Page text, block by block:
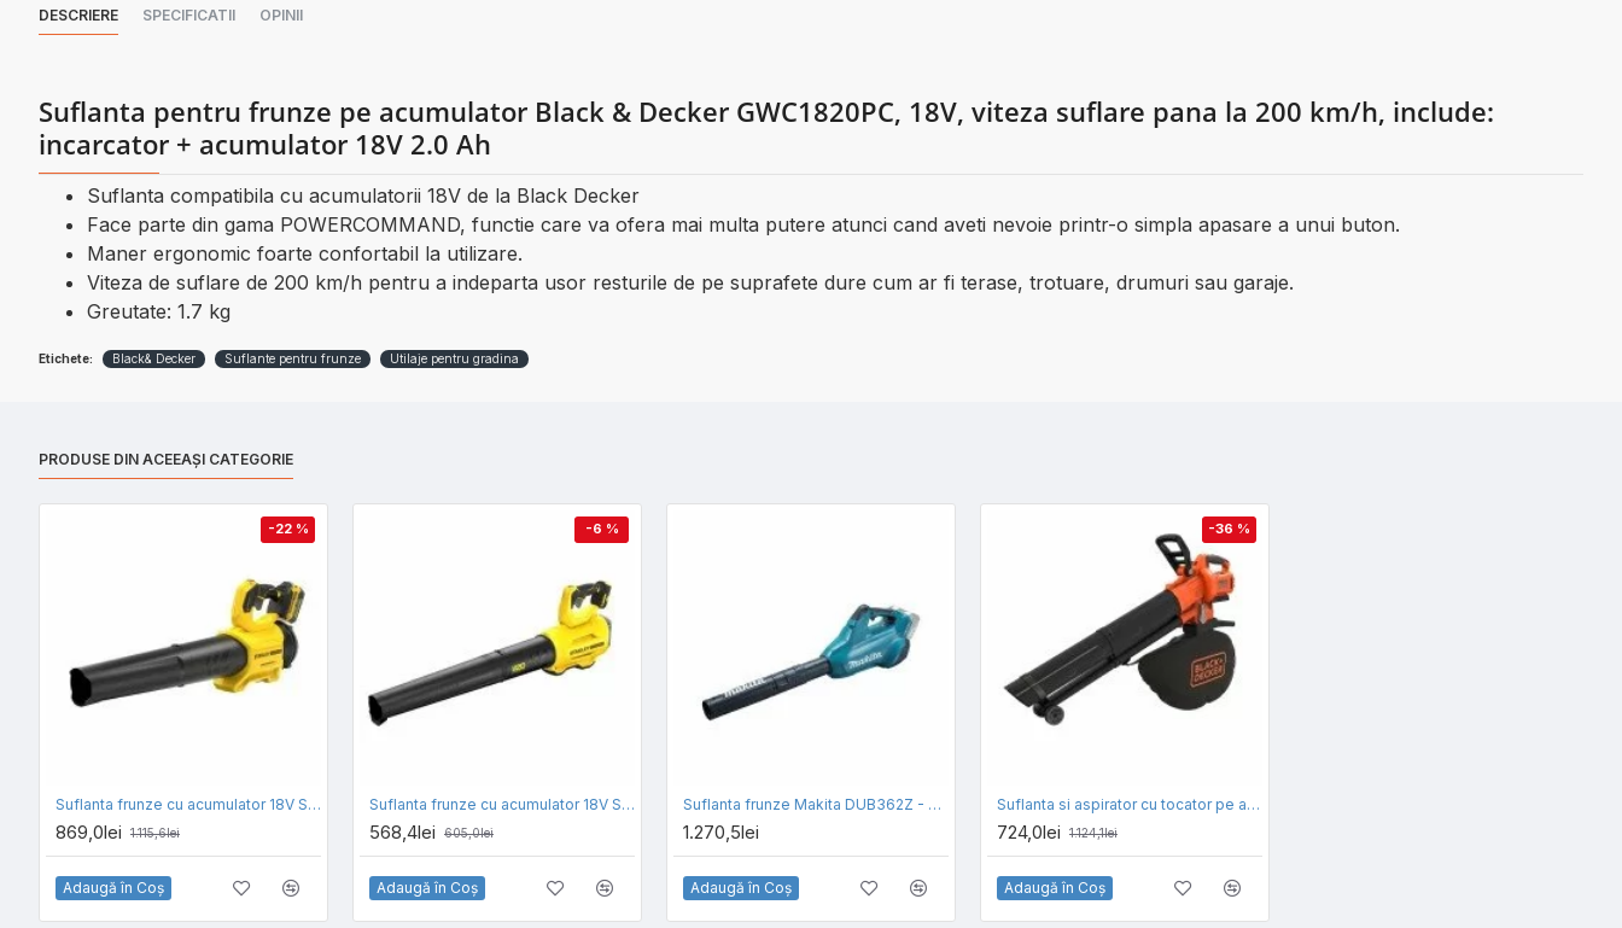
DESCRIERE SPECIFICATII OPINII
Suflanta pentru frunze pe acumulator Black & Decker GWC1820PC, 18V, viteza suflare pana la 200 km/h, include:
incarcator + acumulator 18V 2.0 Ah
Suflanta compatibila cu acumulatorii 18V de la Black Decker
Face parte din gama POWERCOMMAND, functie care va ofera mai multa putere atunci cand aveti nevoie printr-o simpla apasare a unui buton.
Maner ergonomic foarte confortabil la utilizare.
Viteza de suflare de 200 km/h pentru a indeparta usor resturile de pe suprafete dure cum ar fi terase, trotuare, drumuri sau garaje.
Greutate: 1.7 kg
Etichete: Black& Decker Suflante pentru frunze Utilaje pentru gradina
PRODUSE DIN ACEEAȘI CATEGORIE
-22 %
Suflanta frunze cu acumulator 18V Stanley Fatmax SFMCBL7B-XJ, motor fara perii, viteza suflare 177km/h, functie boost, 1 x acumulator 4 Ah si incarcator
869,0lei 1.115,6lei
Adaugă în Coş
-6 %
Suflanta frunze cu acumulator 18V Stanley Fatmax SFMCBL7B-XJ, motor fara perii, viteza suflare 177km/h, functie boost, livrata fara acumulator si incarcator
568,4lei 605,0lei
Adaugă în Coş
Suflanta frunze Makita DUB362Z - SOLO
1.270,5lei
Adaugă în Coş
-36 %
Suflanta si aspirator cu tocator pe acumulator pentru frunze Black & Decker BCBLV3625L1-QW, 36 V, motor fara perii, viteza aerului 210 km/h, sac de colectare 45 l, include: incarcator + acumulator 36 V 2.5 Ah
724,0lei 1.124,1lei
Adaugă în Coş